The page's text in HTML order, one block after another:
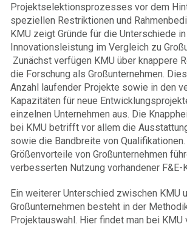
Projektselektionsprozesses vor dem
speziellen Restriktionen und
KMU zeigt Gründe für die Unterschiede
Innovationsleistung im Vergleich zu
Zunächst verfügen KMU über knappere
die Forschung als Großunternehmen.
Anzahl laufender Projekte sowie in den
Kapazitäten für neue
einzelnen Unternehmen aus. Die
bei KMU betrifft vor allem die
sowie die Bandbreite von Qualifikationen.
Größenvorteile von Großunternehmen
verbesserten Nutzung vorhandener F&E-
Ein weiterer Unterschied zwischen KMU
Großunternehmen besteht in der
Projektauswahl. Hier findet man bei